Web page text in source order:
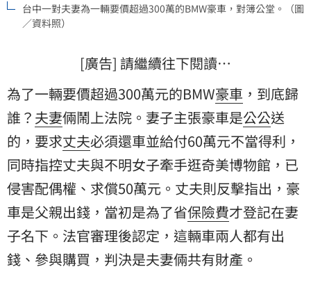
台中一對夫妻為一輛要價超過300萬的BMW豪車，對簿公堂。（圖
／資料照）
[廣告] 請繼續往下閱讀…
為了一輛要價超過300萬元的BMW豪車 ，到底歸
誰？ 夫妻倆鬧上法院。妻子主張豪車是公公送
的，要求丈夫必須還車並給付60萬元不當得利，
同時指控丈夫與不明女子牽手逛奇美博物館，已
侵害配偶權、求償50萬元。丈夫則反擊指出，豪
車是父親出錢，當初是為了省保險費才登記在妻
子名下。法官審理後認定，這輛車兩人都有出
錢、參與購買，判決是夫妻倆共有財產。